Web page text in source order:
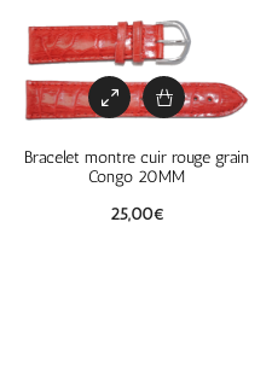
Bracelet montre cuir rouge grain
Congo 20MM
25,00€